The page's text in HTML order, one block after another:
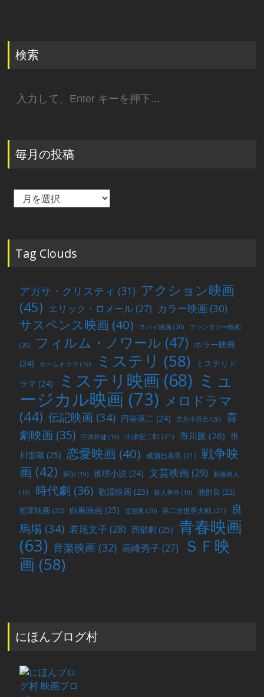
検索
索:
毎月の投稿
毎
稿
Tag Clouds
アガサ・クリスティ (31) アクション映画
(45) エリック・ロメール(27) カラー映画(30)
サスペンス映画 (40) スパイ映画 (20) ファンタジー映画
(20) フィルム・ノワール (47) ホラー映画
(24)
ホームドラマ (19) ミステリ (58)
ミステリド
ラマ (24) ミステリ映画 (68) ミュ
ージカル映画 (73) メロドラマ
(44) 伝記映画 (34) 円谷英二 (24) 吉永小百合 (20)
喜
劇映画 (35) 宇津井健 (19) 小津安二郎 (21) 市川崑 (26) 市
川雷蔵 (25) 恋愛映画 (40) 成瀬巳喜男 (21)
戦争映
画 (42) 探偵 (19) 推理小説 (24) 文芸映画(29) 新藤兼人
(19) 時代劇 (36) 歌謡映画 (25) 殺人事件 (19) 池部良 (22)
犯罪映画 (22) 白黒映画 (25) 笠智衆 (20) 第二次世界大戦 (21)
良
馬場 (34) 若尾文子 (28) 西部劇 (25) 青春映画
(63) 音楽映画 (32) 高峰秀子 (27)
ＳＦ映
画 (58)
にほんブログ村